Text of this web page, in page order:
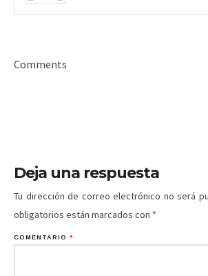
Comments
Deja una respuesta
Tu dirección de correo electrónico no será
obligatorios están marcados con *
COMENTARIO *